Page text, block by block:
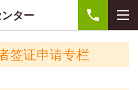
ター
签证申请专栏